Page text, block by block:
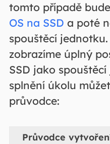
tomto případě
OS na SSD a poté
spouštěcí
zobrazíme úplný
SSD jako
splnění úkolu
průvodce:
Průvodce